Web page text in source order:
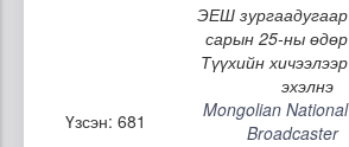
ЭЕШ зургаадугаар
сарын 25-ны өдөр
Түүхийн хичээлээр
эхэлнэ
Үзсэн: 681
Mongolian National
Broadcaster